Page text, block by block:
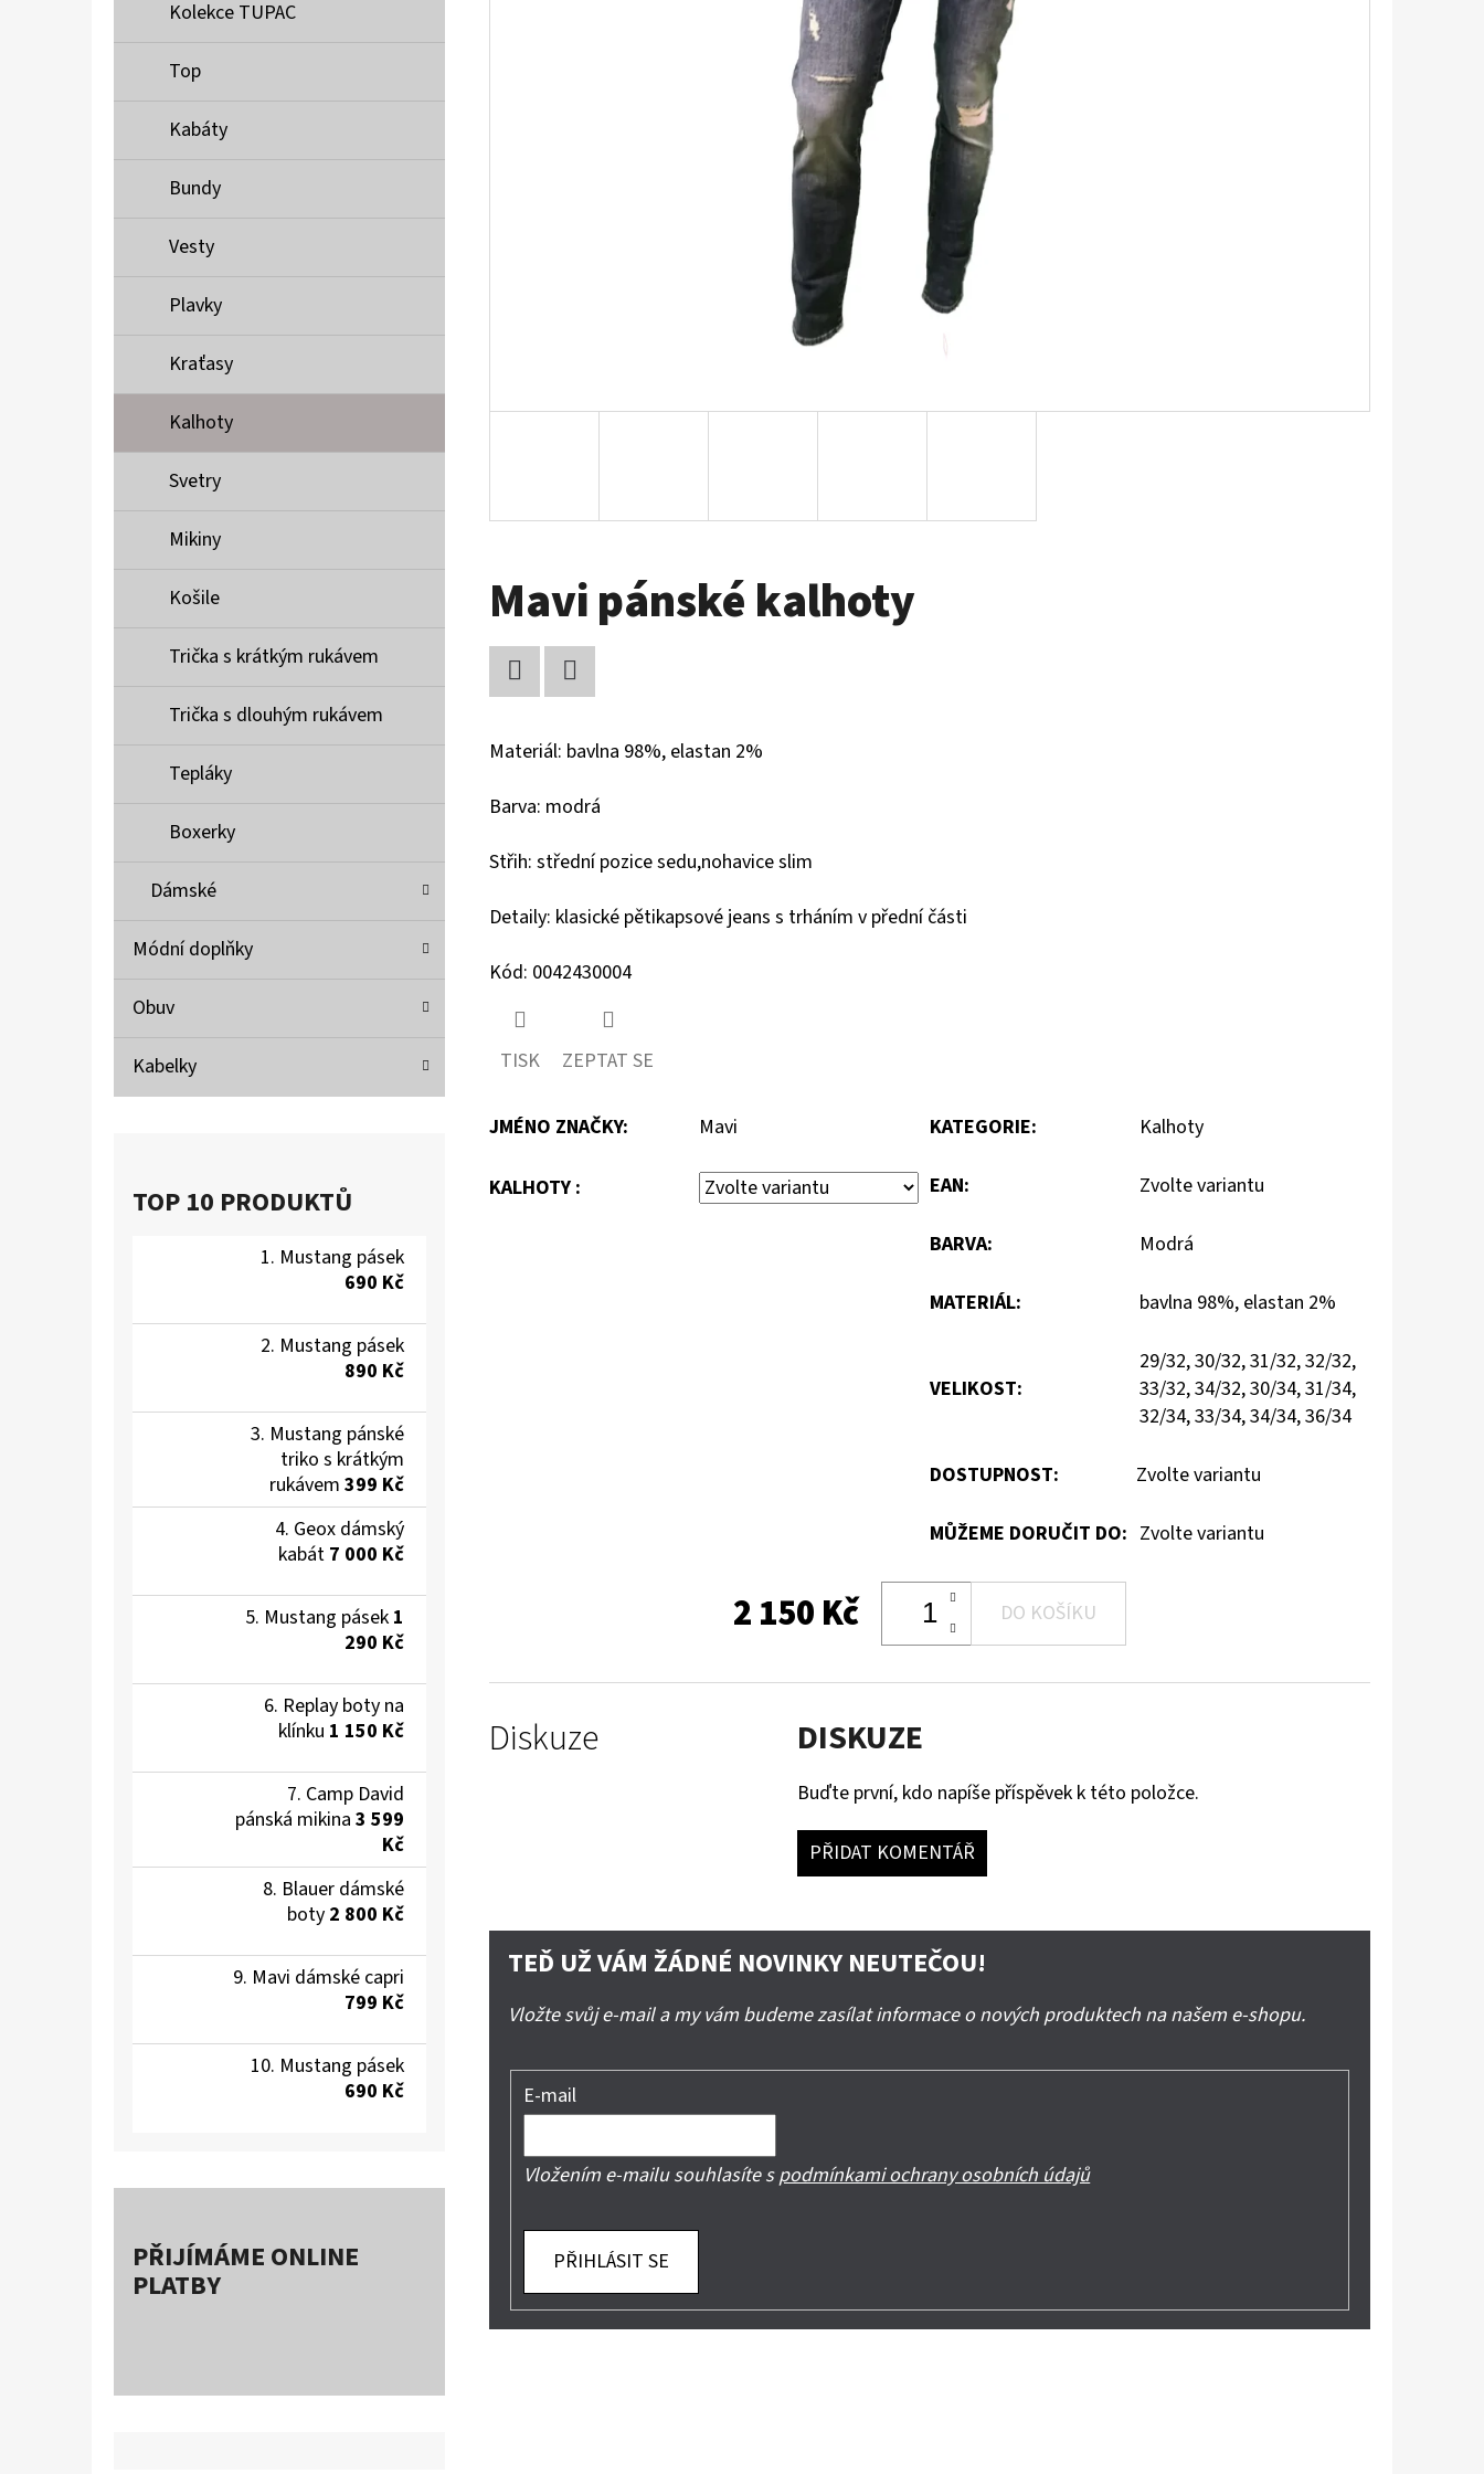
Kolekce TUPAC
Top
Kabáty
Bundy
Vesty
Plavky
Kraťasy
Kalhoty
Svetry
Mikiny
Košile
Trička s krátkým rukávem
Trička s dlouhým rukávem
Tepláky
Boxerky
Dámské
Módní doplňky
Obuv
Kabelky
TOP 10 PRODUKTŮ
Mustang pásek
690 Kč
Mustang pásek
890 Kč
Mustang pánské
triko s krátkým
rukávem 399 Kč
Geox dámský
kabát 7 000 Kč
Mustang pásek 1
290 Kč
Replay boty na
klínku 1 150 Kč
Camp David
pánská mikina 3 599
Kč
Blauer dámské
boty 2 800 Kč
Mavi dámské capri
799 Kč
Mustang pásek
690 Kč
PŘIJÍMÁME ONLINE
PLATBY
Mavi pánské kalhoty
Materiál: bavlna 98%, elastan 2%
Barva: modrá
Střih: střední pozice sedu,nohavice slim
Detaily: klasické pětikapsové jeans s trháním v přední části
Kód: 0042430004
TISK ZEPTAT SE
JMÉNO ZNAČKY: Mavi
KALHOTY :
KATEGORIE: Kalhoty
EAN: Zvolte variantu
BARVA: Modrá
MATERIÁL: bavlna 98%, elastan 2%
VELIKOST:
29/32, 30/32, 31/32, 32/32,
33/32, 34/32, 30/34, 31/34,
32/34, 33/34, 34/34, 36/34
DOSTUPNOST: Zvolte variantu
MŮŽEME DORUČIT DO: Zvolte variantu
2 150 Kč DO KOŠÍKU
Diskuze DISKUZE
Buďte první, kdo napíše příspěvek k této položce.
PŘIDAT KOMENTÁŘ
TEĎ UŽ VÁM ŽÁDNÉ NOVINKY NEUTEČOU!
Vložte svůj e-mail a my vám budeme zasílat informace o nových produktech na našem e-shopu.
E-mail
Vložením e-mailu souhlasíte spodmínkami ochrany osobních údajů
PŘIHLÁSIT SE
MUSTANG PÁSEK
MUSTANG PÁNSKÉ TRIKO S KRÁTKÝM
RUKÁVEM
399 Kč